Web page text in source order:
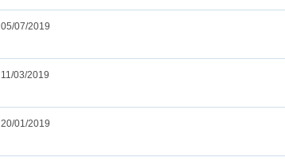
05/07/2019
11/03/2019
20/01/2019